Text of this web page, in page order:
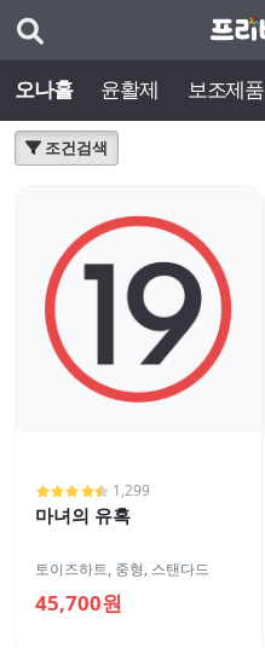
오나홀 윤활제 보조제품
조건검색
1,299
마녀의 유혹
토이즈하트, 중형, 스탠다드
45,700원